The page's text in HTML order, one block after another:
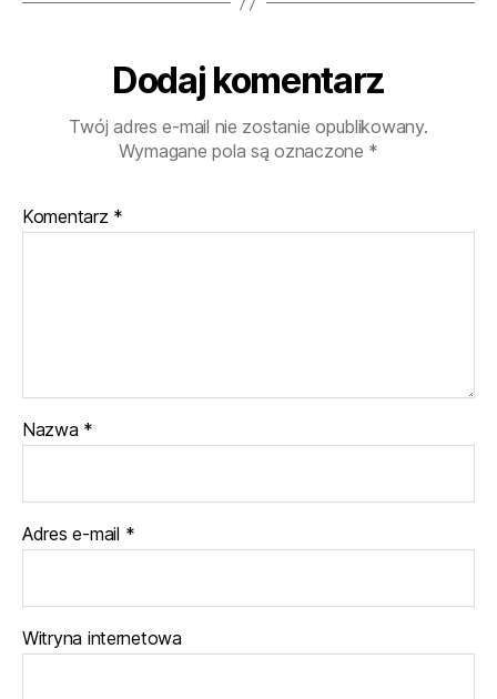
Dodaj komentarz
Twój adres e-mail nie zostanie opublikowany.
Wymagane pola są oznaczone *
Komentarz *
Nazwa *
Adres e-mail *
Witryna internetowa